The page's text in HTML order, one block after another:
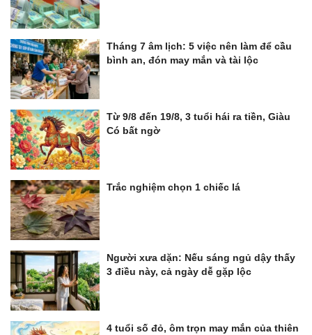
Tháng 7 âm lịch: 5 việc nên làm để cầu
bình an, đón may mắn và tài lộc
Từ 9/8 đến 19/8, 3 tuổi hái ra tiền, Giàu
Có bất ngờ
Trắc nghiệm chọn 1 chiếc lá
Người xưa dặn: Nếu sáng ngủ dậy thấy
3 điều này, cả ngày dễ gặp lộc
4 tuổi số đỏ, ôm trọn may mắn của thiên